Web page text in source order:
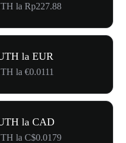
la Rp227.88
la EUR
la €0.0111
la CAD
la C$0.0179